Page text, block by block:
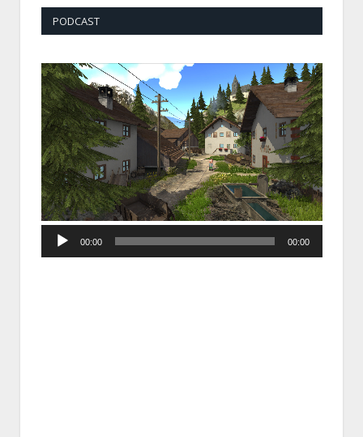
PODCAST
Player
00:00 00:00